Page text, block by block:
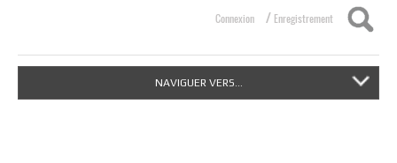
Connexion / Enregistrement
NAVIGUER VERS...